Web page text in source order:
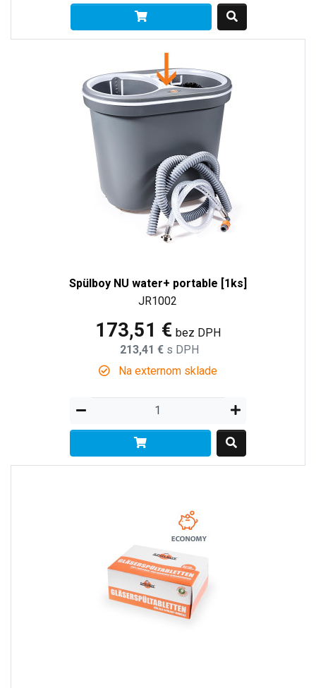
Spülboy NU water+ portable [1ks]
JR1002
173,51 € bez DPH
213,41 € s DPH
Na externom sklade